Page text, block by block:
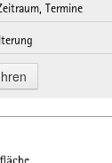
Termine